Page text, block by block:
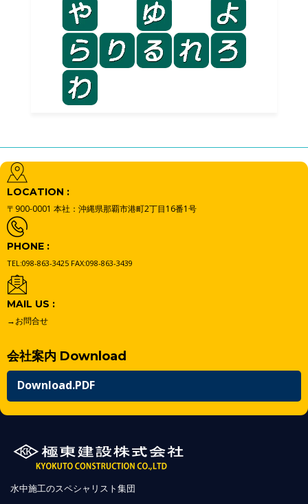
LOCATION :
〒900-0001 本社：沖縄県那覇市港町2丁目16番1号
PHONE :
TEL:098-863-3425 FAX:098-863-3439
MAIL US :
→お問合せ
会社案内 Download
Download.PDF
水中施工のスペシャリスト集団